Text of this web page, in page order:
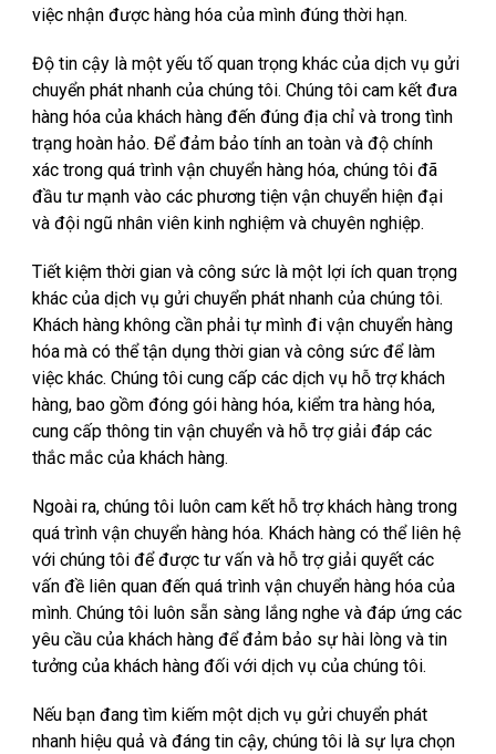
việc nhận được hàng hóa của mình đúng thời hạn.
Độ tin cậy là một yếu tố quan trọng khác của dịch vụ gửi
chuyển phát nhanh của chúng tôi. Chúng tôi cam kết đưa
hàng hóa của khách hàng đến đúng địa chỉ và trong tình
trạng hoàn hảo. Để đảm bảo tính an toàn và độ chính
xác trong quá trình vận chuyển hàng hóa, chúng tôi đã
đầu tư mạnh vào các phương tiện vận chuyển hiện đại
và đội ngũ nhân viên kinh nghiệm và chuyên nghiệp.
Tiết kiệm thời gian và công sức là một lợi ích quan trọng
khác của dịch vụ gửi chuyển phát nhanh của chúng tôi.
Khách hàng không cần phải tự mình đi vận chuyển hàng
hóa mà có thể tận dụng thời gian và công sức để làm
việc khác. Chúng tôi cung cấp các dịch vụ hỗ trợ khách
hàng, bao gồm đóng gói hàng hóa, kiểm tra hàng hóa,
cung cấp thông tin vận chuyển và hỗ trợ giải đáp các
thắc mắc của khách hàng.
Ngoài ra, chúng tôi luôn cam kết hỗ trợ khách hàng trong
quá trình vận chuyển hàng hóa. Khách hàng có thể liên hệ
với chúng tôi để được tư vấn và hỗ trợ giải quyết các
vấn đề liên quan đến quá trình vận chuyển hàng hóa của
mình. Chúng tôi luôn sẵn sàng lắng nghe và đáp ứng các
yêu cầu của khách hàng để đảm bảo sự hài lòng và tin
tưởng của khách hàng đối với dịch vụ của chúng tôi.
Nếu bạn đang tìm kiếm một dịch vụ gửi chuyển phát
nhanh hiệu quả và đáng tin cậy, chúng tôi là sự lựa chọn